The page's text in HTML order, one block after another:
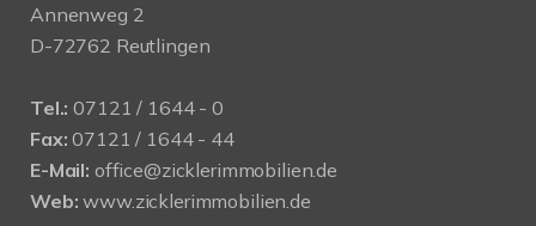
Annenweg 2
D-72762 Reutlingen
Tel.: 07121 / 1644 - 0
Fax: 07121 / 1644 - 44
E-Mail: office@zicklerimmobilien.de
Web: www.zicklerimmobilien.de